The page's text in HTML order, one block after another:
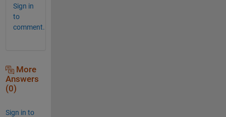
Sign in
to
comment.
More
Answers
(0)
Sign in to